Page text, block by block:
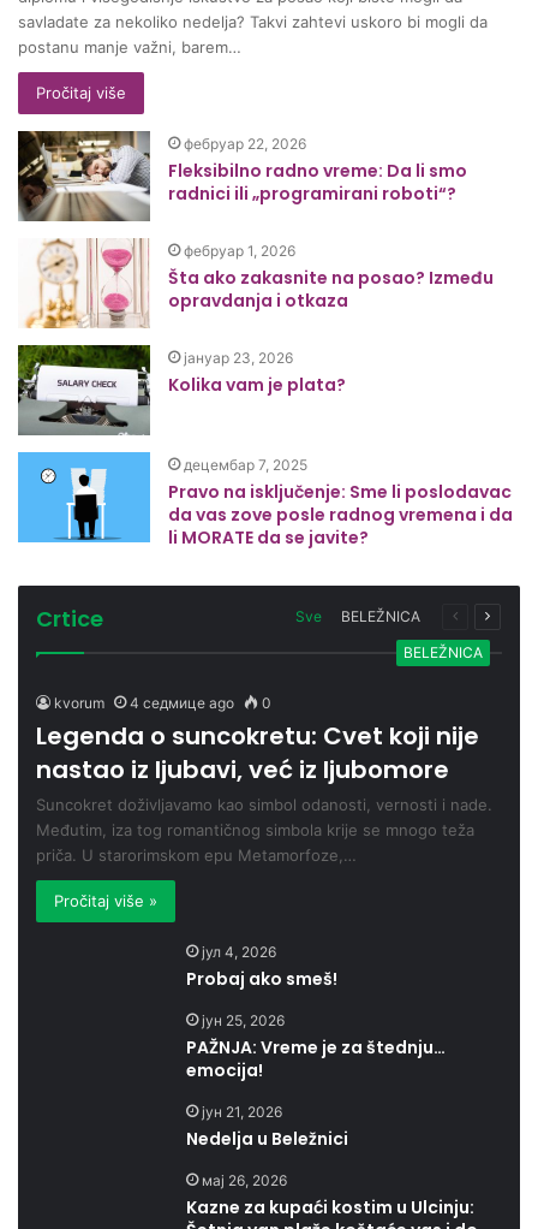
savladate za nekoliko nedelja? Takvi zahtevi uskoro bi mogli da
postanu manje važni, barem…
Pročitaj više
фебруар 22, 2026
Fleksibilno radno vreme: Da li smo
radnici ili „programirani roboti“?
фебруар 1, 2026
Šta ako zakasnite na posao? Između
opravdanja i otkaza
јануар 23, 2026
Kolika vam je plata?
децембар 7, 2025
Pravo na isključenje: Sme li poslodavac
da vas zove posle radnog vremena i da
li MORATE da se javite?
Crtice Sve BELEŽNICA
Prethodna
strana
BELEŽNICA
kvorum 4 седмице ago 0
Legenda o suncokretu: Cvet koji nije
nastao iz ljubavi, već iz ljubomore
Suncokret doživljavamo kao simbol odanosti, vernosti i nade.
Međutim, iza tog romantičnog simbola krije se mnogo teža
priča. U starorimskom epu Metamorfoze,…
Pročitaj više »
јул 4, 2026
Probaj ako smeš!
јун 25, 2026
PAŽNJA: Vreme je za štednju…
emocija!
јун 21, 2026
Nedelja u Beležnici
мај 26, 2026
Kazne za kupaći kostim u Ulcinju: